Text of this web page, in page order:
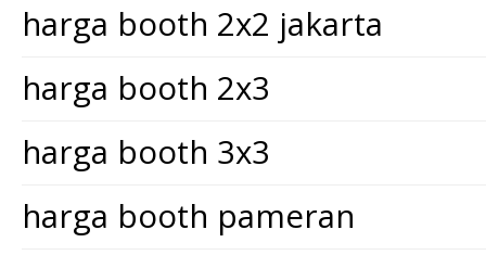
harga booth 2x2 jakarta
harga booth 2x3
harga booth 3x3
harga booth pameran